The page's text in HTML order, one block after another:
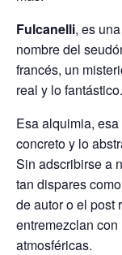
Fulcanelli, es
nombre del
francés, un
real y lo fantástico.
Esa alquimia,
concreto y lo
Sin adscribirse a
tan dispares
de autor o el post
entremezclan
atmosféricas.